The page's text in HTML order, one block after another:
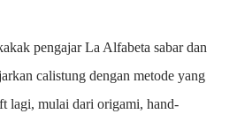
pengajar La Alfabeta sabar dan
calistung dengan metode yang
lagi, mulai dari origami, hand-